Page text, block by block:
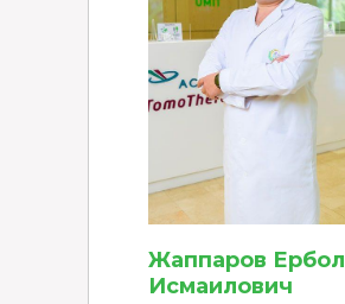
Жаппаров Ербол
Исмаилович